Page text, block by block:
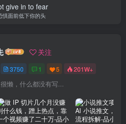
give in to fear
惧面前低下你的头
关注
3750 1 5 201W+
懒，什么都没有写...